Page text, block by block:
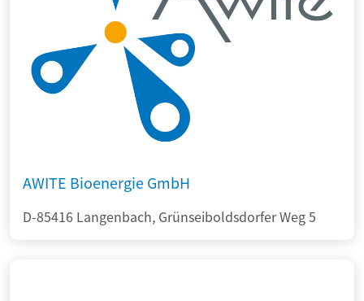
AWITE Bioenergie GmbH
D-85416 Langenbach, Grünseiboldsdorfer Weg 5